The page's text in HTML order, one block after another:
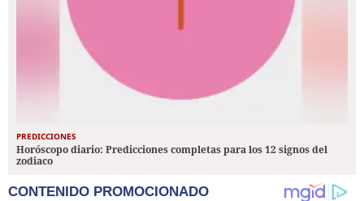
PREDICCIONES
Horóscopo diario: Predicciones completas para los 12 signos del
zodiaco
CONTENIDO PROMOCIONADO